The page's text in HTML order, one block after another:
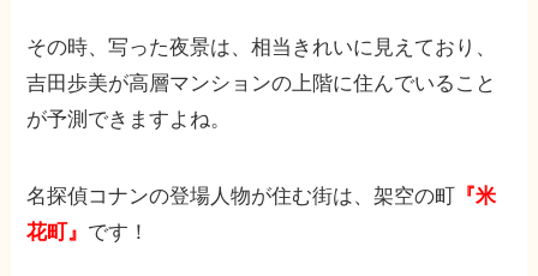
その時、写った夜景は、相当きれいに見えており、
吉田歩美が高層マンションの上階に住んでいること
が予測できますよね。
名探偵コナンの登場人物が住む街は、架空の町 『米
花町』 です！